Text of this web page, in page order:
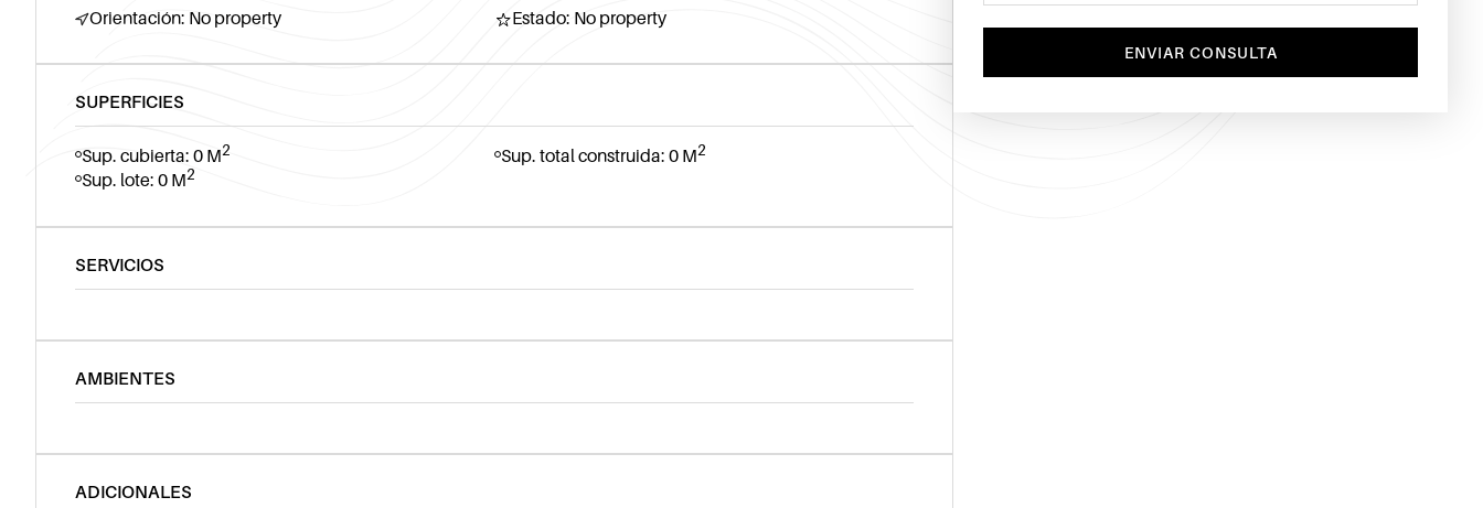
Orientación: No property Estado: No property
SUPERFICIES
Sup. cubierta: 0 M2 Sup. total construida: 0 M2
Sup. lote: 0 M2
SERVICIOS
AMBIENTES
ADICIONALES
ENVIAR CONSULTA